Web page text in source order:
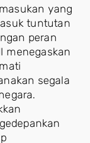
yang
tuntutan
peran
menegaskan
segala